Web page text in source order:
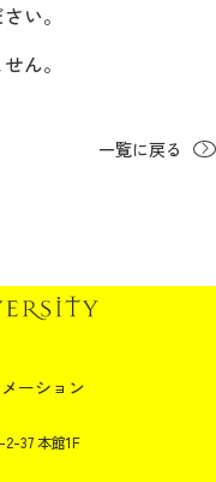
い。
ん。
一覧に戻る
ーション
2-37 本館1F